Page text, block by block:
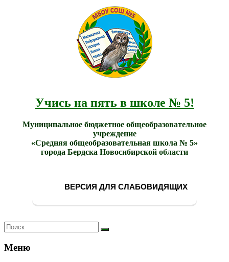
Учись на пять в школе № 5!
Муниципальное бюджетное общеобразовательное
учреждение
«Средняя общеобразовательная школа № 5»
города Бердска Новосибирской области
ВЕРСИЯ ДЛЯ СЛАБОВИДЯЩИХ
Меню